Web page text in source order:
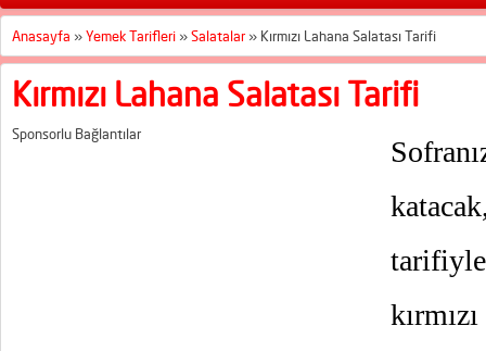
Anasayfa »Yemek Tarifleri »Salatalar » Kırmızı Lahana Salatası Tarifi
Kırmızı Lahana Salatası Tarifi
Sponsorlu Bağlantılar